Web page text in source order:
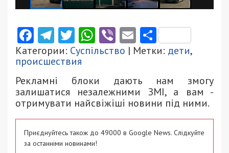
Facebook
Telegram
Twitter
WhatsApp
ViberEmail
Категории: Суспільство | Метки: дети,
происшествия
Рекламні блоки дають нам змогу
залишатися незалежними ЗМІ, а вам -
отримувати найсвіжіші новини під ними.
Приєднуйтесь також до 49000 в Google News. Слідкуйте
за останніми новинами!